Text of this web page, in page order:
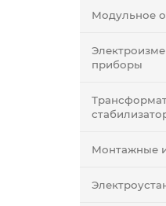
Модульное
приборы
Монтажные